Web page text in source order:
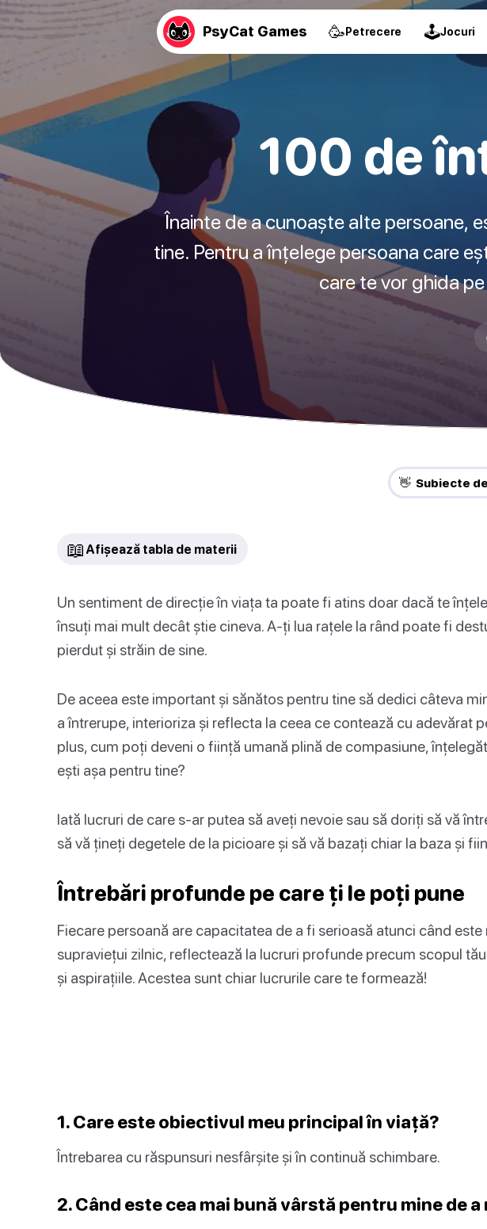
PsyCat Games 🥳Petrecere 🕹Jocuri
100 de
Înainte de a cunoaște alte persoane,
tine. Pentru a înțelege persoana care
care te vor ghida
👋 Subiecte
📖 Afișează tabla de materii
Un sentiment de direcție în viața ta poate fi atins doar dacă te
însuți mai mult decât știe cineva. A-ți lua rațele la rând poate fi
pierdut și străin de sine.
De aceea este important și sănătos pentru tine să dedici câteva
a întrerupe, interioriza și reflecta la ceea ce contează cu adevărat
plus, cum poți deveni o ființă umană plină de compasiune,
ești așa pentru tine?
Iată lucruri de care s-ar putea să aveți nevoie sau să doriți să vă
să vă țineți degetele de la picioare și să vă bazați chiar la baza și
Întrebări profunde pe care ți le poți pune
Fiecare persoană are capacitatea de a fi serioasă atunci când este
supraviețui zilnic, reflectează la lucruri profunde precum scopul
și aspirațiile. Acestea sunt chiar lucrurile care te formează!
1. Care este obiectivul meu principal în viață?
Întrebarea cu răspunsuri nesfârșite și în continuă schimbare.
2. Când este cea mai bună vârstă pentru mine de